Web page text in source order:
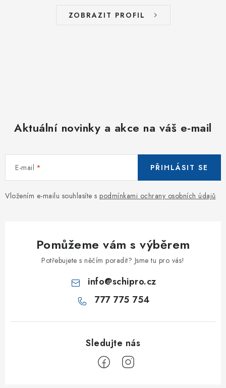
ZOBRAZIT PROFIL
Aktuální novinky a akce na váš e-mail
E-mail
Vložením e-mailu souhlasíte s podmínkami ochrany osobních údajů
PŘIHLÁSIT SE
Pomůžeme vám s výběrem
Potřebujete s něčím poradit? Jsme tu pro vás!
info@schipro.cz
777 775 754